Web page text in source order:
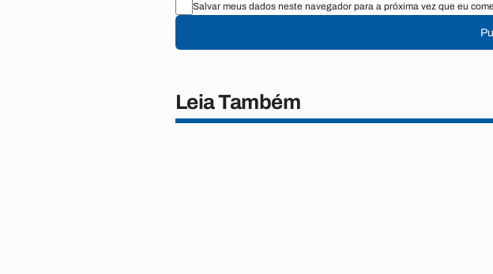
Salvar meus dados neste navegador para a próxima vez que eu
Leia Também